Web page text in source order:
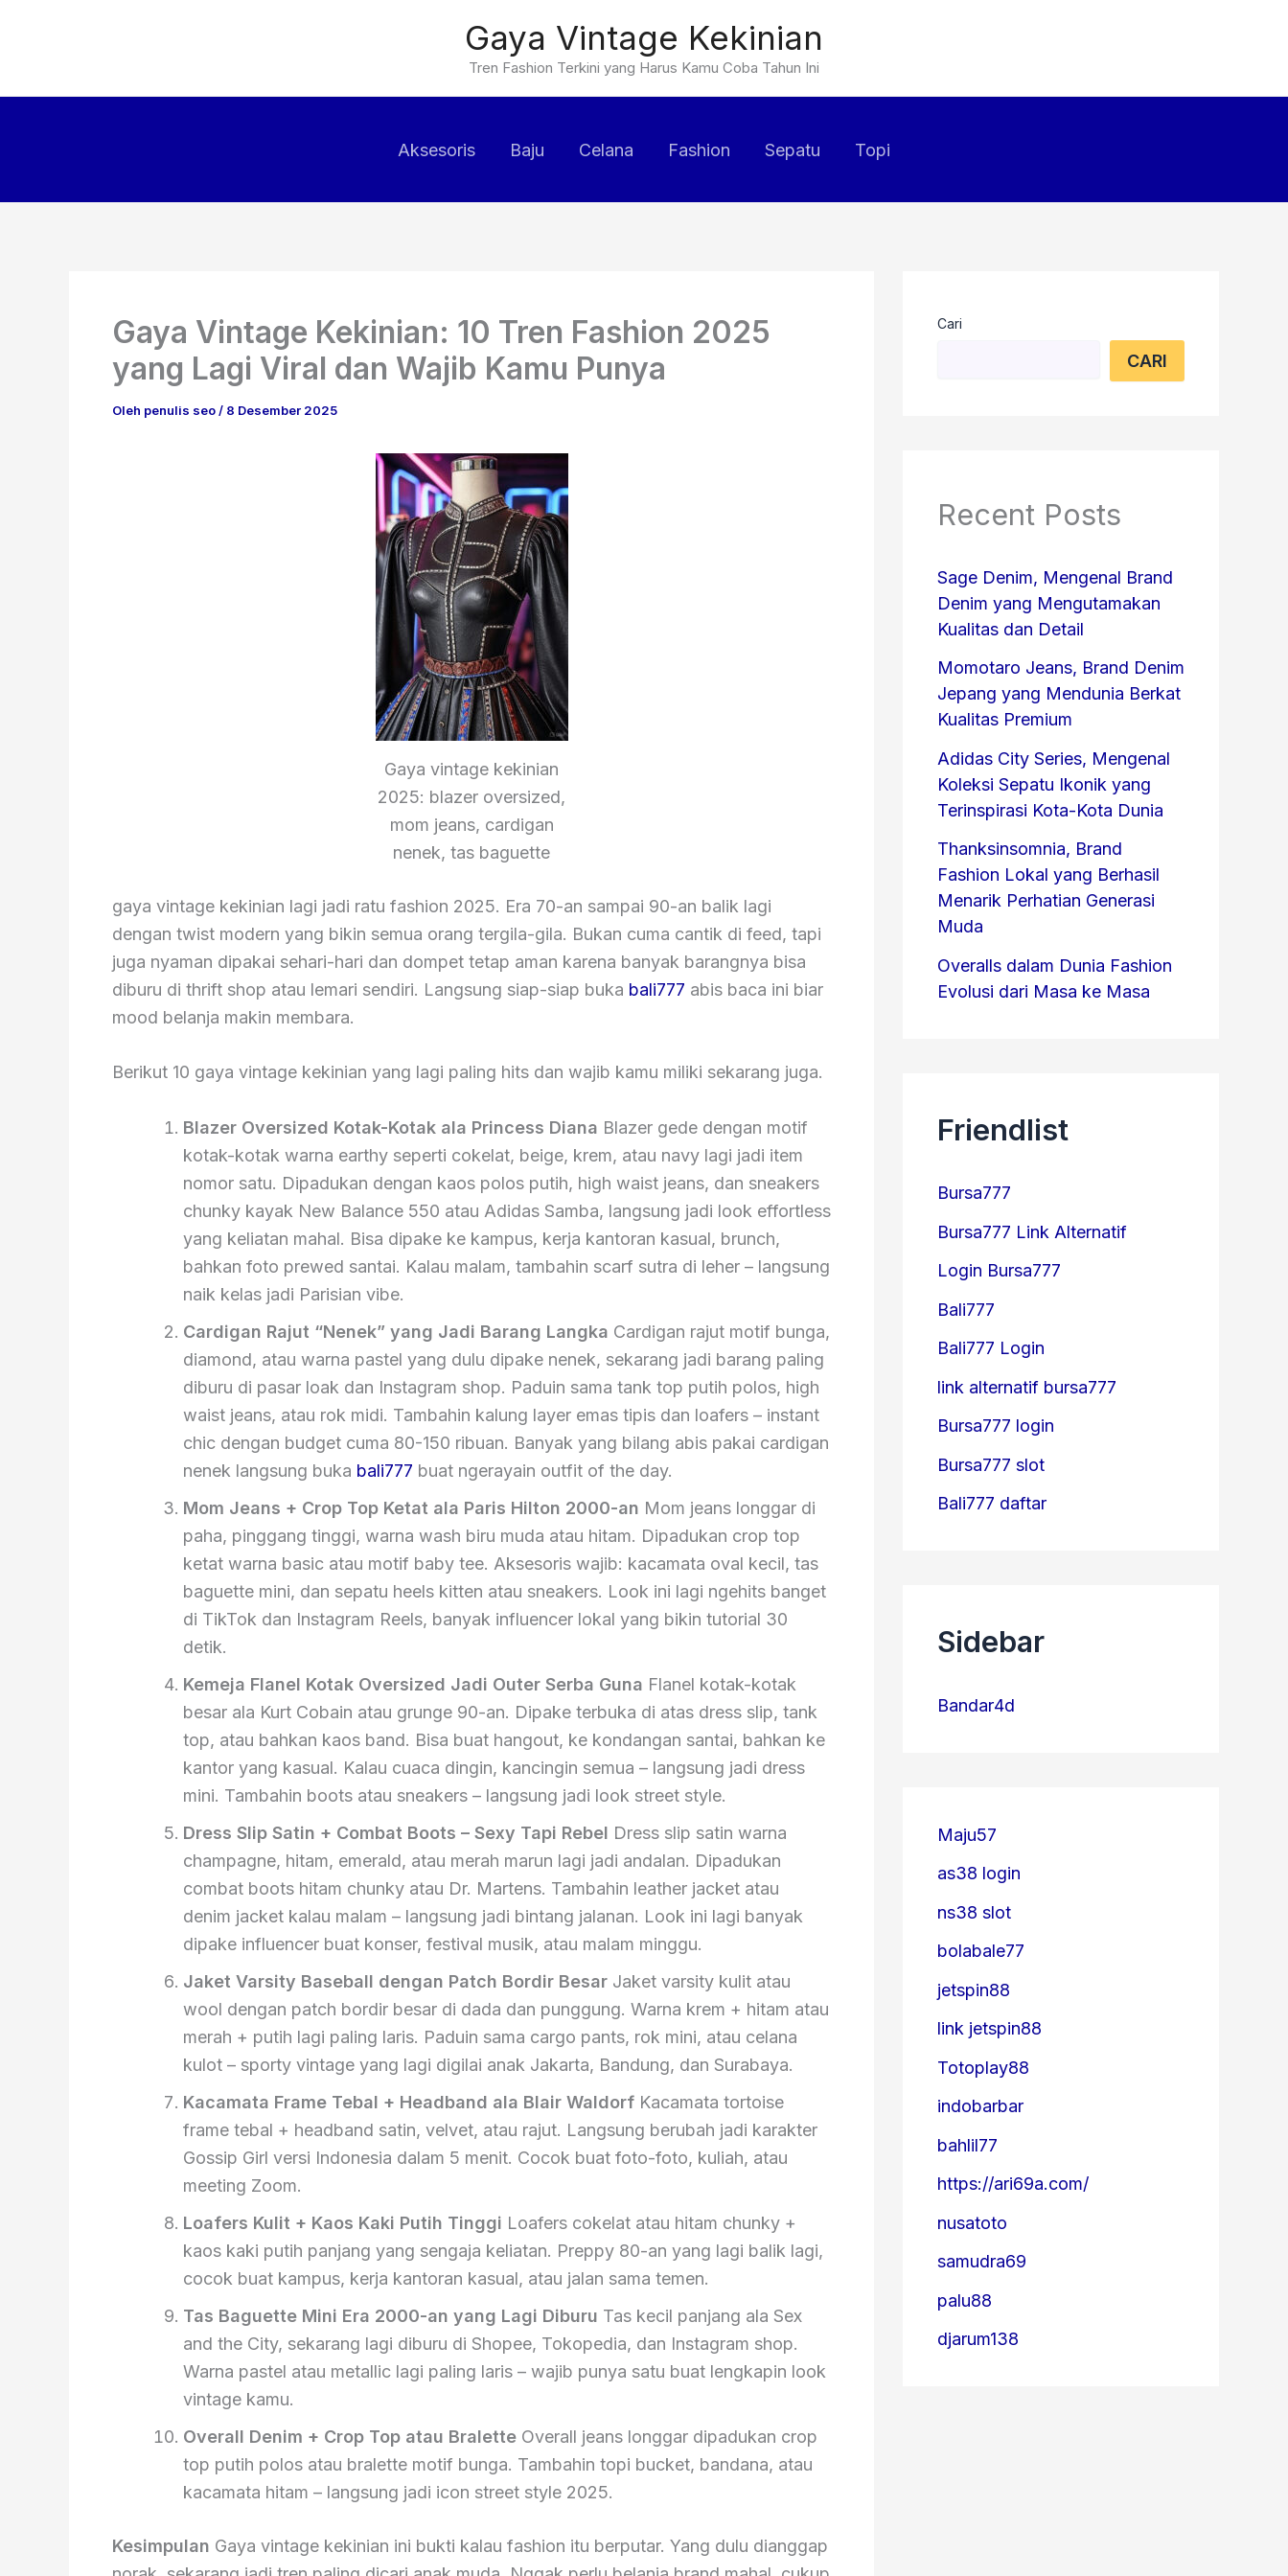
Gaya Vintage Kekinian
Tren Fashion Terkini yang Harus Kamu Coba Tahun Ini
Aksesoris Baju Celana Fashion Sepatu Topi
Gaya Vintage Kekinian: 10 Tren Fashion 2025
yang Lagi Viral dan Wajib Kamu Punya
Oleh penulis seo/ 8 Desember 2025
Gaya vintage kekinian
2025: blazer oversized,
mom jeans, cardigan
nenek, tas baguette
gaya vintage kekinian lagi jadi ratu fashion 2025. Era 70-an sampai 90-an balik lagi
dengan twist modern yang bikin semua orang tergila-gila. Bukan cuma cantik di feed, tapi
juga nyaman dipakai sehari-hari dan dompet tetap aman karena banyak barangnya bisa
diburu di thrift shop atau lemari sendiri. Langsung siap-siap buka bali777 abis baca ini biar
mood belanja makin membara.
Berikut 10 gaya vintage kekinian yang lagi paling hits dan wajib kamu miliki sekarang juga.
Blazer Oversized Kotak-Kotak ala Princess Diana Blazer gede dengan motif
kotak-kotak warna earthy seperti cokelat, beige, krem, atau navy lagi jadi item
nomor satu. Dipadukan dengan kaos polos putih, high waist jeans, dan sneakers
chunky kayak New Balance 550 atau Adidas Samba, langsung jadi look effortless
yang keliatan mahal. Bisa dipake ke kampus, kerja kantoran kasual, brunch,
bahkan foto prewed santai. Kalau malam, tambahin scarf sutra di leher – langsung
naik kelas jadi Parisian vibe.
Cardigan Rajut “Nenek” yang Jadi Barang Langka Cardigan rajut motif bunga,
diamond, atau warna pastel yang dulu dipake nenek, sekarang jadi barang paling
diburu di pasar loak dan Instagram shop. Paduin sama tank top putih polos, high
waist jeans, atau rok midi. Tambahin kalung layer emas tipis dan loafers – instant
chic dengan budget cuma 80-150 ribuan. Banyak yang bilang abis pakai cardigan
nenek langsung buka bali777 buat ngerayain outfit of the day.
Mom Jeans + Crop Top Ketat ala Paris Hilton 2000-an Mom jeans longgar di
paha, pinggang tinggi, warna wash biru muda atau hitam. Dipadukan crop top
ketat warna basic atau motif baby tee. Aksesoris wajib: kacamata oval kecil, tas
baguette mini, dan sepatu heels kitten atau sneakers. Look ini lagi ngehits banget
di TikTok dan Instagram Reels, banyak influencer lokal yang bikin tutorial 30
detik.
Kemeja Flanel Kotak Oversized Jadi Outer Serba Guna Flanel kotak-kotak
besar ala Kurt Cobain atau grunge 90-an. Dipake terbuka di atas dress slip, tank
top, atau bahkan kaos band. Bisa buat hangout, ke kondangan santai, bahkan ke
kantor yang kasual. Kalau cuaca dingin, kancingin semua – langsung jadi dress
mini. Tambahin boots atau sneakers – langsung jadi look street style.
Dress Slip Satin + Combat Boots – Sexy Tapi Rebel Dress slip satin warna
champagne, hitam, emerald, atau merah marun lagi jadi andalan. Dipadukan
combat boots hitam chunky atau Dr. Martens. Tambahin leather jacket atau
denim jacket kalau malam – langsung jadi bintang jalanan. Look ini lagi banyak
dipake influencer buat konser, festival musik, atau malam minggu.
Jaket Varsity Baseball dengan Patch Bordir Besar Jaket varsity kulit atau
wool dengan patch bordir besar di dada dan punggung. Warna krem + hitam atau
merah + putih lagi paling laris. Paduin sama cargo pants, rok mini, atau celana
kulot – sporty vintage yang lagi digilai anak Jakarta, Bandung, dan Surabaya.
Kacamata Frame Tebal + Headband ala Blair Waldorf Kacamata tortoise
frame tebal + headband satin, velvet, atau rajut. Langsung berubah jadi karakter
Gossip Girl versi Indonesia dalam 5 menit. Cocok buat foto-foto, kuliah, atau
meeting Zoom.
Loafers Kulit + Kaos Kaki Putih Tinggi Loafers cokelat atau hitam chunky +
kaos kaki putih panjang yang sengaja keliatan. Preppy 80-an yang lagi balik lagi,
cocok buat kampus, kerja kantoran kasual, atau jalan sama temen.
Tas Baguette Mini Era 2000-an yang Lagi Diburu Tas kecil panjang ala Sex
and the City, sekarang lagi diburu di Shopee, Tokopedia, dan Instagram shop.
Warna pastel atau metallic lagi paling laris – wajib punya satu buat lengkapin look
vintage kamu.
Overall Denim + Crop Top atau Bralette Overall jeans longgar dipadukan crop
top putih polos atau bralette motif bunga. Tambahin topi bucket, bandana, atau
kacamata hitam – langsung jadi icon street style 2025.
Kesimpulan Gaya vintage kekinian ini bukti kalau fashion itu berputar. Yang dulu dianggap
Cari
CARI
Recent Posts
Sage Denim, Mengenal Brand
Denim yang Mengutamakan
Kualitas dan Detail
Momotaro Jeans, Brand Denim
Jepang yang Mendunia Berkat
Kualitas Premium
Adidas City Series, Mengenal
Koleksi Sepatu Ikonik yang
Terinspirasi Kota-Kota Dunia
Thanksinsomnia, Brand
Fashion Lokal yang Berhasil
Menarik Perhatian Generasi
Muda
Overalls dalam Dunia Fashion
Evolusi dari Masa ke Masa
Friendlist
Bursa777
Bursa777 Link Alternatif
Login Bursa777
Bali777
Bali777 Login
link alternatif bursa777
Bursa777 login
Bursa777 slot
Bali777 daftar
Sidebar
Bandar4d
Maju57
as38 login
ns38 slot
bolabale77
jetspin88
link jetspin88
Totoplay88
indobarbar
bahlil77
https://ari69a.com/
nusatoto
samudra69
palu88
djarum138